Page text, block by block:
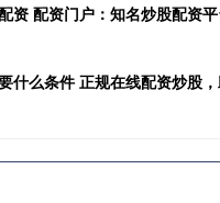
资 配资门户：知名炒股配资
什么条件 正规在线配资炒股